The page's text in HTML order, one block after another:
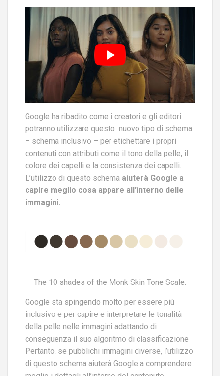
Google ha ribadito come i creatori e gli editori
potranno utilizzare questo nuovo tipo di schema
– schema inclusivo – per etichettare i propri
contenuti con attributi come il tono della pelle, il
colore dei capelli e la consistenza dei capelli.
L’utilizzo di questo schema aiuterà Google a
capire meglio cosa appare all’interno delle
immagini.
The 10 shades of the Monk Skin Tone Scale.
Google sta spingendo molto per essere più
inclusivo e per capire e interpretare le tonalità
della pelle nelle immagini adattando di
conseguenza il suo algoritmo di classificazione
Pertanto, se pubblichi immagini diverse, l’utilizzo
di questo schema aiuterà Google a comprendere